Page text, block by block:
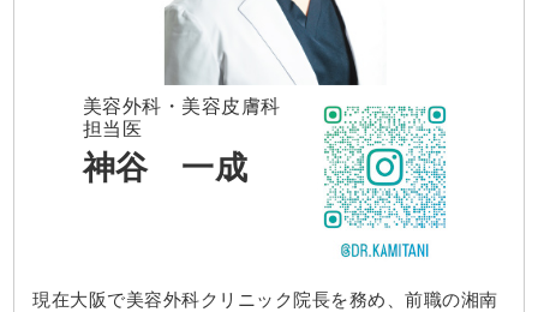
美容外科・美容皮膚科
担当医
神谷 一成
現在大阪で美容外科クリニック院長を務め、前職の湘南